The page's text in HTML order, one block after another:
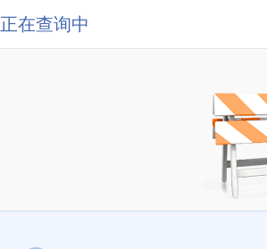
正在查询中